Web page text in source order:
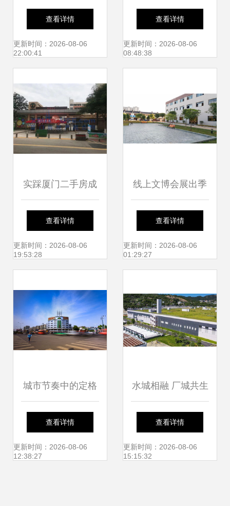
学非编顶岗教师招
考聘用笔试题库解
查看详情
更新时间：2026-08-06
22:00:41
杭州时代电动携前
沿技术亮相2023北
查看详情
更新时间：2026-08-06
08:48:38
实踩厦门二手房成
交最火爆的小区 探
秘仙岳小学旁的“五
查看详情
更新时间：2026-08-06
19:53:28
线上文博会展出季
五十二 全国各省市
文化精品走廊② 湖
企业推介 暨 厦门
市仙岳小学文化传
查看详情
更新时间：2026-08-06
01:29:27
城市节奏中的定格
与传承 从庐江论坛
到仙岳小学的影像
查看详情
更新时间：2026-08-06
12:38:27
水城相融 厂城共生
厦门市政环科高质
量推进污水处理设
查看详情
更新时间：2026-08-06
15:15:32